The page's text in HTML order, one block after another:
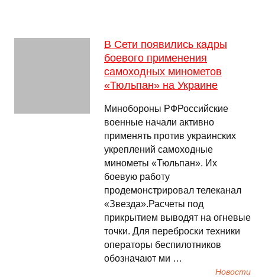
В Сети появились кадры
боевого применения
самоходных минометов
«Тюльпан» на Украине
Минобороны РФРоссийские
военные начали активно
применять против украинских
укреплений самоходные
минометы «Тюльпан». Их
боевую работу
продемонстрировал телеканал
«Звезда».Расчеты под
прикрытием выводят на огневые
точки. Для переброски техники
операторы беспилотников
обозначают ми …
Новости